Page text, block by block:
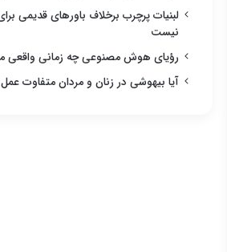
لبنیات پرچرب برخلاف باورهای قدیمی
نیست
رؤیای هوش مصنوعی چه زمانی واقعی
آیا بیهوشی در زنان و مردان متفاوت